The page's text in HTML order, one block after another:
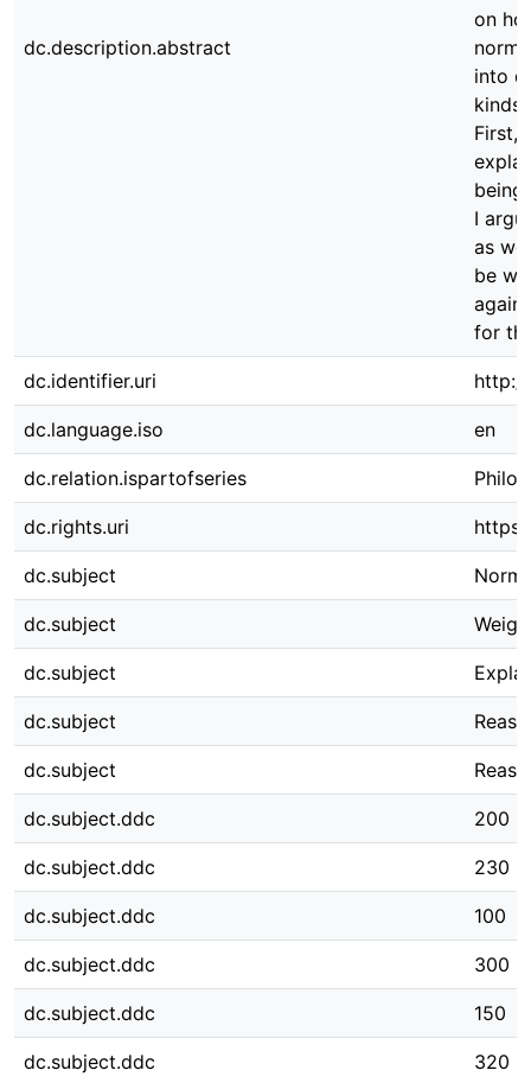
dc.description.abstract
on
into
kinds
First,
being
I
as
be
for
dc.identifier.uri
dc.language.iso en
dc.relation.ispartofseries
dc.rights.uri
dc.subject
dc.subject
dc.subject
dc.subject
dc.subject
dc.subject.ddc 200
dc.subject.ddc 230
dc.subject.ddc 100
dc.subject.ddc 300
dc.subject.ddc 150
dc.subject.ddc 320